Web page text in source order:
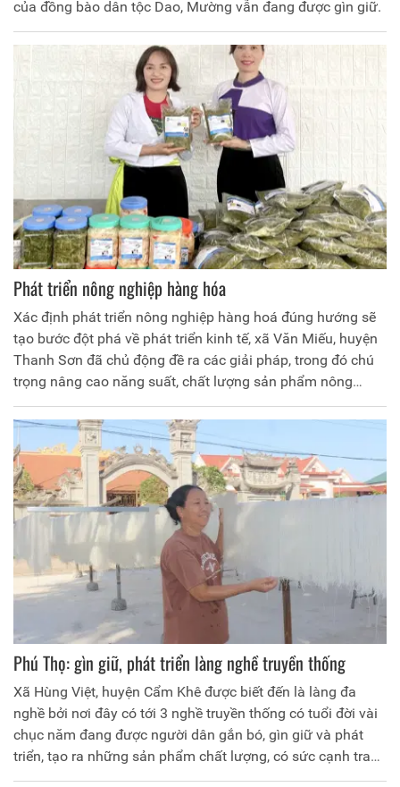
của đồng bào dân tộc Dao, Mường vẫn đang được gìn giữ.
Phát triển nông nghiệp hàng hóa
Xác định phát triển nông nghiệp hàng hoá đúng hướng sẽ
tạo bước đột phá về phát triển kinh tế, xã Văn Miếu, huyện
Thanh Sơn đã chủ động đề ra các giải pháp, trong đó chú
trọng nâng cao năng suất, chất lượng sản phẩm nông
nghiệp, đáp ứng nhu cầu thị trường, từng bước hướng tới
tạo vùng sản xuất hàng hóa tập trung, phát triển kinh tế hộ,
nâng cao đời sống người dân, góp phần xây dựng nông
thôn mới (NTM).
Phú Thọ: gìn giữ, phát triển làng nghề truyền thống
Xã Hùng Việt, huyện Cẩm Khê được biết đến là làng đa
nghề bởi nơi đây có tới 3 nghề truyền thống có tuổi đời vài
chục năm đang được người dân gắn bó, gìn giữ và phát
triển, tạo ra những sản phẩm chất lượng, có sức cạnh tranh
trên thị trường.